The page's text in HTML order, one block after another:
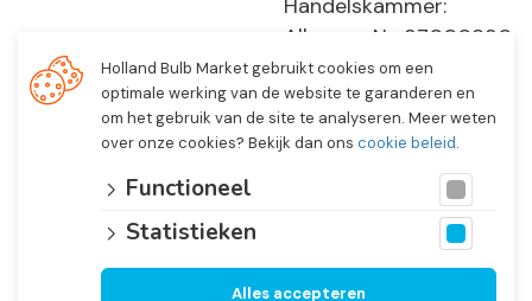
Handelskammer:
Alkmaar, Nr. 37000830
E0194 - EBO 505
Holland Bulb Market gebruikt cookies om een
optimale werking van de website te garanderen en
om het gebruik van de site te analyseren. Meer weten
over onze cookies? Bekijk dan ons cookie beleid.
Functioneel
Statistieken
Alles accepteren